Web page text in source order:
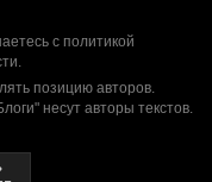
с политикой
.
позицию авторов.
несут авторы текстов.